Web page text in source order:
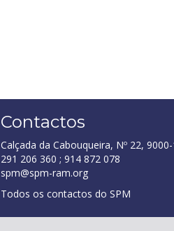
Contactos
Calçada da Cabouqueira, Nº 22,
291 206 360 ; 914 872 078
spm@spm-ram.org
Todos os contactos do SPM